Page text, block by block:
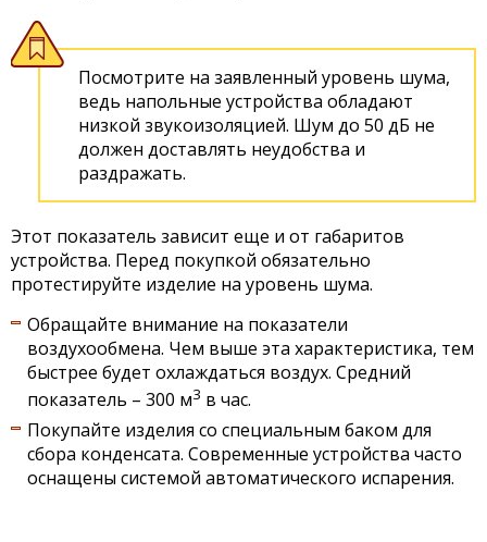
Посмотрите на заявленный уровень шума,
ведь напольные устройства обладают
низкой звукоизоляцией. Шум до 50 дБ не
должен доставлять неудобства и
раздражать.
Этот показатель зависит еще и от габаритов
устройства. Перед покупкой обязательно
протестируйте изделие на уровень шума.
Обращайте внимание на показатели
воздухообмена. Чем выше эта характеристика, тем
быстрее будет охлаждаться воздух. Средний
показатель – 300 м3 в час.
Покупайте изделия со специальным баком для
сбора конденсата. Современные устройства часто
оснащены системой автоматического испарения.